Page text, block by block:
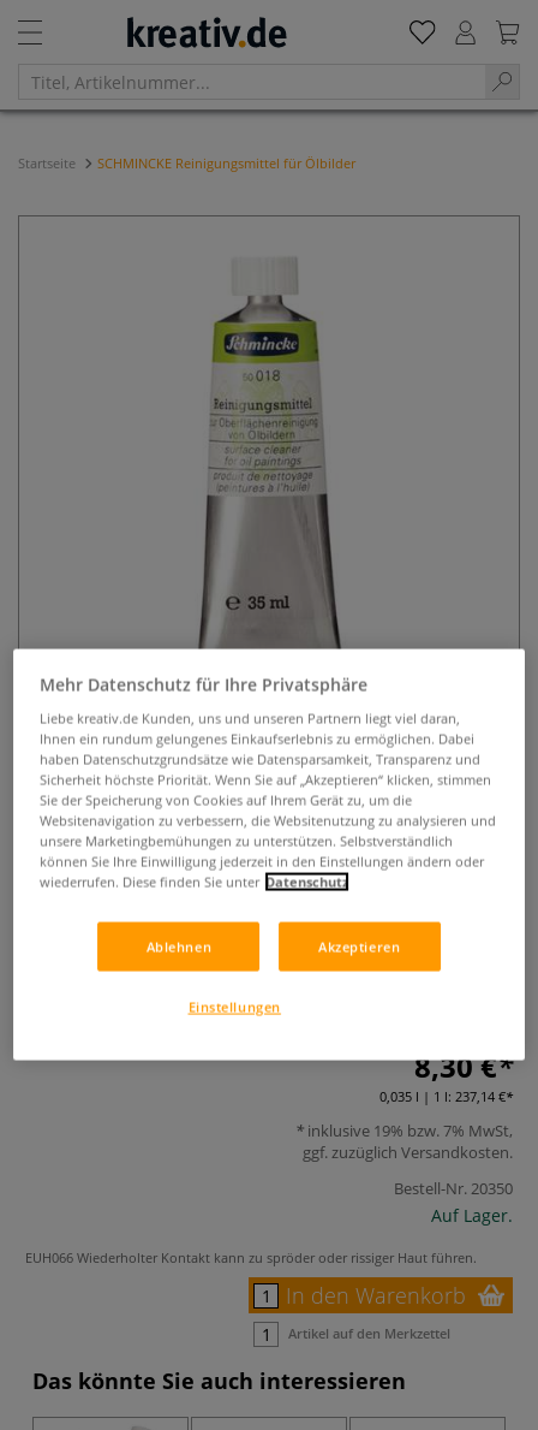
Startseite SCHMINCKE Reinigungsmittel für Ölbilder
SCHMINCKE Reinigungsmittel für
Ölbilder
0 Bewertungen
Pastose, wachshaltige Emulsion zur schonenden Entfernung
Ölgemälden.
Mehr
8,30 €
0,035 l | 1 l: 237,14 €
inklusive 19% bzw. 7% MwSt,
ggf. zuzüglich Versandkosten.
Bestell-Nr.20350
Auf Lager.
EUH066 Wiederholter Kontakt kann zu spröder oder rissiger Haut führen.
In den Warenkorb
Artikel auf den Merkzettel
Das könnte Sie auch interessieren
Mehr Datenschutz für Ihre Privatsphäre
Liebe kreativ.de Kunden, uns und unseren Partnern liegt viel daran,
Ihnen ein rundum gelungenes Einkaufserlebnis zu ermöglichen. Dabei
haben Datenschutzgrundsätze wie Datensparsamkeit, Transparenz und
Sicherheit höchste Priorität. Wenn Sie auf „Akzeptieren“ klicken, stimmen
Sie der Speicherung von Cookies auf Ihrem Gerät zu, um die
Websitenavigation zu verbessern, die Websitenutzung zu analysieren und
unsere Marketingbemühungen zu unterstützen. Selbstverständlich
können Sie Ihre Einwilligung jederzeit in den Einstellungen ändern oder
wiederrufen. Diese finden Sie unter Datenschutz
Ablehnen Akzeptieren
Einstellungen